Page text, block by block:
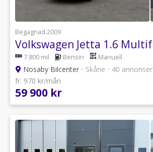
Begagnad 2009
7 800 mil Bensin Manuell
Nosaby Bilcenter • Skåne • 40 annonser
fr. 970 kr/mån
59 900 kr